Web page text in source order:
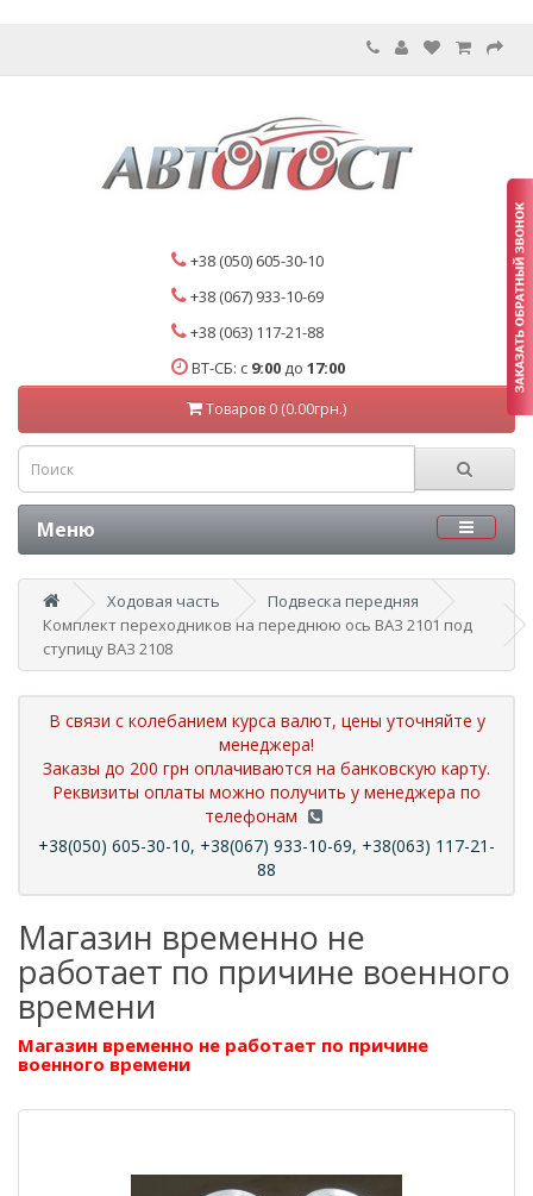
+38 (050) 605-30-10
+38 (067) 933-10-69
+38 (063) 117-21-88
ВТ-СБ: с 9:00 до 17:00
Товаров 0 (0.00грн.)
Меню
Ходовая часть
Подвеска передняя
Комплект переходников на переднюю ось ВАЗ 2101 под
ступицу ВАЗ 2108
В связи с колебанием курса валют, цены уточняйте у
менеджера!
Заказы до 200 грн оплачиваются на банковскую карту.
Реквизиты оплаты можно получить у менеджера по
телефонам
+38(050) 605-30-10, +38(067) 933-10-69, +38(063) 117-21-
88
Магазин временно не
работает по причине военного
времени
Магазин временно не работает по причине
военного времени